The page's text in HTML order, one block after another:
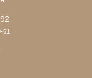
61